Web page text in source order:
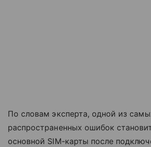
По словам эксперта, одной из
распространенных ошибок
основной SIM-карты после